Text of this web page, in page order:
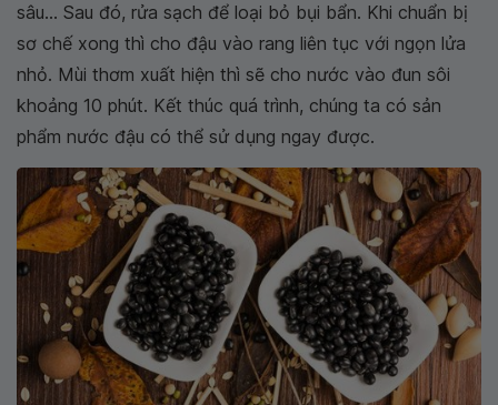
sâu... Sau đó, rửa sạch để loại bỏ bụi bẩn. Khi chuẩn bị
sơ chế xong thì cho đậu vào rang liên tục với ngọn lửa
nhỏ. Mùi thơm xuất hiện thì sẽ cho nước vào đun sôi
khoảng 10 phút. Kết thúc quá trình, chúng ta có sản
phẩm nước đậu có thể sử dụng ngay được.